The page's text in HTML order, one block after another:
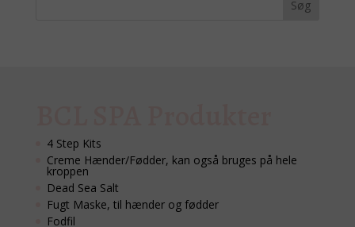
4 Step Kits
Creme Hænder/Fødder, kan også bruges på hele
kroppen
Dead Sea Salt
Fugt Maske, til hænder og fødder
Fodfil